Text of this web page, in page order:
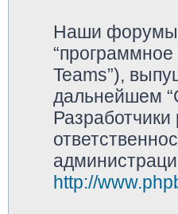
Наши форумы
“программное
Teams”),
дальнейшем
http://